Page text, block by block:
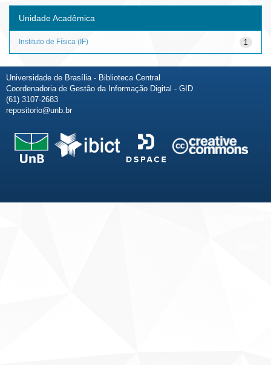
Unidade Acadêmica
1
Instituto de Física (IF)
Universidade de Brasília - Biblioteca Central
Coordenadoria de Gestão da Informação Digital - GID
(61) 3107-2683
repositorio@unb.br